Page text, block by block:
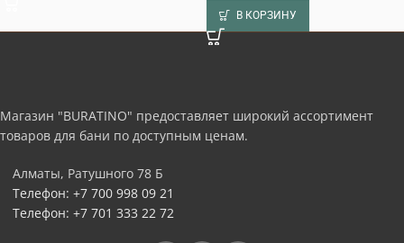
В КОРЗИНУ
Магазин "BURATINO" предоставляет широкий ассортимент
товаров для бани по доступным ценам.
Алматы, Ратушного 78 Б
Телефон: +7 700 998 09 21
Телефон: +7 701 333 22 72